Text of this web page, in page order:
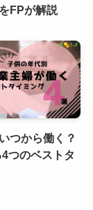
FPが解説
つから働く？
つのベストタ